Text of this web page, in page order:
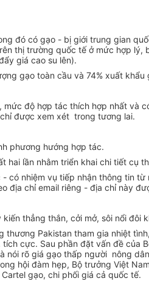
đó có gạo - bị giới trung gian
thị trường quốc tế ở mức hợp
giá cao su lên).
gạo toàn cầu và 74% xuất
mức độ hợp tác thích hợp nhất
được xem xét trong tương lai.
phương hướng hợp tác.
hai lần nhằm triển khai chi tiết cụ
có nhiệm vụ tiếp nhận thông tin
địa chỉ email riêng - địa chỉ này
thẳng thắn, cởi mở, sôi nổi
thương Pakistan tham gia nhiệt
cực. Sau phần đặt vấn đề
nói rõ giá gạo thấp người nông
hội đàm hẹp, Bộ trưởng Việt
gạo, chi phối giá cả quốc tế.